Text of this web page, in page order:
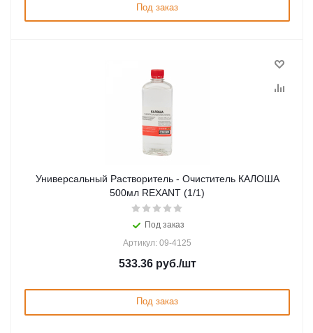
Под заказ
Универсальный Растворитель - Очиститель КАЛОША
500мл REXANT (1/1)
Под заказ
Артикул: 09-4125
533.36руб./шт
Под заказ